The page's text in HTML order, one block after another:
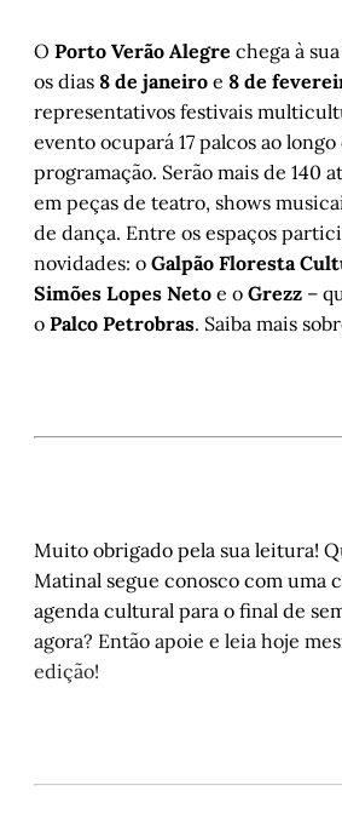
O Porto Verão Alegre chega à sua
os dias 8 de janeiro e 8 de
representativos festivais
evento ocupará 17 palcos ao longo
programação. Serão mais de 140
em peças de teatro, shows
de dança. Entre os espaços
novidades: o Galpão Floresta
Simões Lopes Neto e o Grezz –
o Palco Petrobras. Saiba mais
Muito obrigado pela sua leitura!
Matinal segue conosco com uma
agenda cultural para o final de
agora? Então apoie e leia hoje
edição!